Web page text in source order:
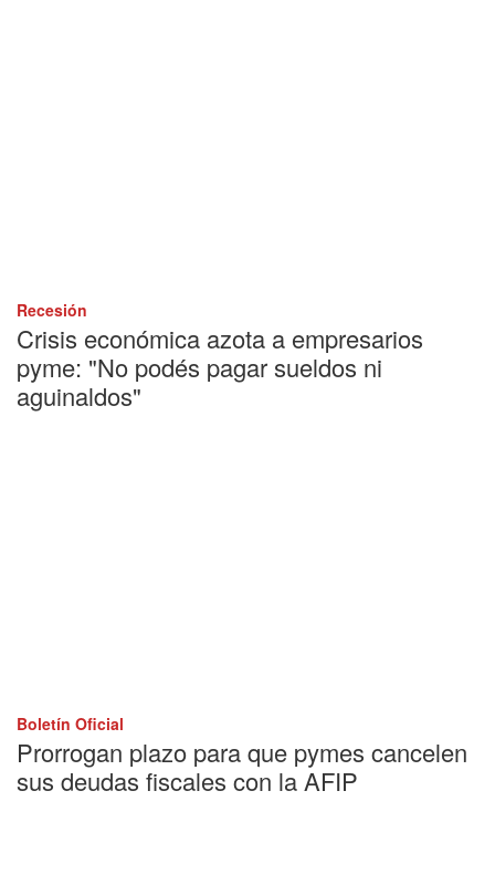
Recesión
Crisis económica azota a empresarios
pyme: "No podés pagar sueldos ni
aguinaldos"
Boletín Oficial
Prorrogan plazo para que pymes cancelen
sus deudas fiscales con la AFIP